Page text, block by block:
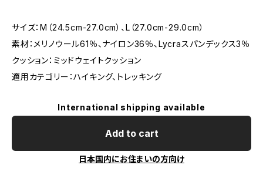
サイズ：M（24.5cm-27.0cm）、L（27.0cm-29.0cm）
素材：メリノウール61％、ナイロン36％、Lycraスパンデックス3％
クッション：ミッドウェイトクッション
適用カテゴリー：ハイキング、トレッキング
International shipping available
Add to cart
日本国内にお住まいの方向け